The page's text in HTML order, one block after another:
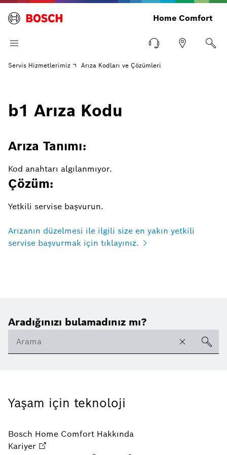
Home Comfort
Servis Hizmetlerimiz Arıza Kodları ve Çözümleri
b1 Arıza Kodu
Arıza Tanımı:
Kod anahtarı algılanmıyor.
Çözüm:
Yetkili servise başvurun.
Arızanın düzelmesi ile ilgili size en yakın yetkili
servise başvurmak için tıklayınız.
Aradığınızı bulamadınız mı?
Yaşam için teknoloji
Bosch Home Comfort Hakkında
Kariyer